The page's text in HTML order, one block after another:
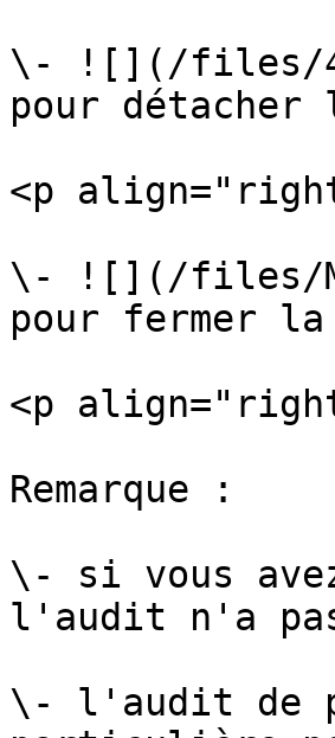
\- ![](/files/
pour
<p
\- ![](/files/
pour fermer
<p
Remarque :
\- si vous
l'audit n'a
\- l'audit de